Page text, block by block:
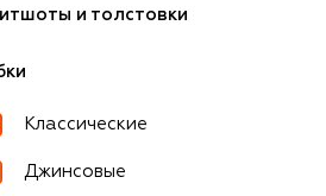
и толстовки
Классические
Джинсовые